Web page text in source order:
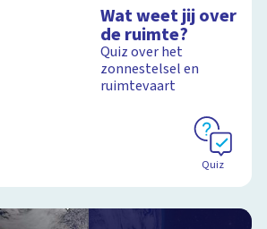
schoolplaat over de
ruimtevaart
Wat weet jij over
de ruimte?
Quiz over het
zonnestelsel en
ruimtevaart
Quiz